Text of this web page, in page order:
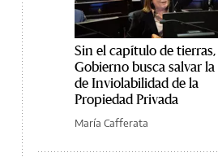
Sin el capítulo de tierras,
Gobierno busca salvar la
de Inviolabilidad de la
Propiedad Privada
María Cafferata